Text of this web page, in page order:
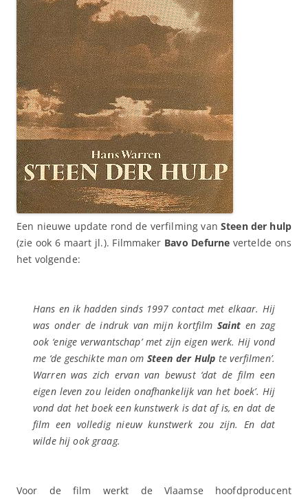
Een nieuwe update rond de verfilming van Steen der hulp
(zie ook 6 maart jl.). Filmmaker Bavo Defurne vertelde ons
het volgende:
Hans en ik hadden sinds 1997 contact met elkaar. Hij
was onder de indruk van mijn kortfilmSainten zag
ook ‘enige verwantschap’ met zijn eigen werk. Hij vond
me ‘de geschikte man om Steen der Hulp te verfilmen’.
Warren was zich ervan van bewust ‘dat de film een
eigen leven zou leiden onafhankelijk van het boek’. Hij
vond dat het boek een kunstwerk is dat af is, en dat de
film een volledig nieuw kunstwerk zou zijn. En dat
wilde hij ook graag.
Voor de film werkt de Vlaamse hoofdproducent